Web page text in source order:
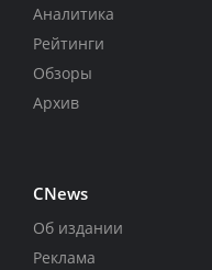
Аналитика
Рейтинги
Обзоры
Архив
CNews
Об издании
Реклама